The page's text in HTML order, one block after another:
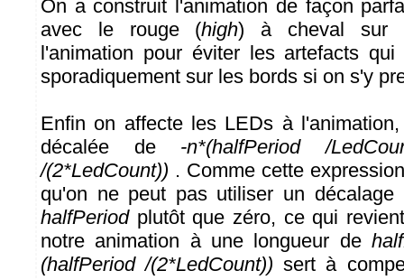
On a construit l'animation de façon
avec le rouge (high) à cheval sur
l'animation pour éviter les artefacts qui
sporadiquement sur les bords si on s'y
Enfin on affecte les LEDs à
décalée de -n*(halfPeriod /
/(2*LedCount)) . Comme cette
qu'on ne peut pas utiliser un
halfPeriodplutôt que zéro, ce qui
notre animation à une longueur de
(halfPeriod /(2*LedCount)) sert à